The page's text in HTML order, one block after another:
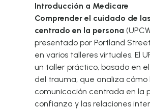
Introducción a Medicare
Comprender el cuidado de
centrado en la persona
presentado por Portland
en varios talleres virtuales. El
un taller práctico, basado en
del trauma, que analiza cómo
comunicación centrada en la
confianza y las relaciones